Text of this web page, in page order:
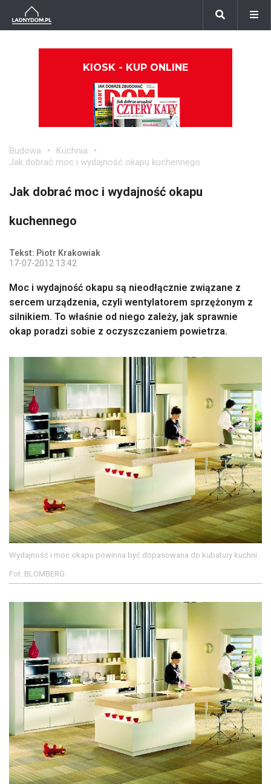
KIOSK - KUP ONLINE
Budowa
Kuchnia
Jak dobrać moc i wydajność okapu kuchennego
Jak dobrać moc i wydajność okapu
kuchennego
Tekst: Piotr Krakowiak
17-07-2012 13:42
Moc i wydajność okapu są nieodłącznie związane z
sercem urządzenia, czyli wentylatorem sprzężonym z
silnikiem. To właśnie od niego zależy, jak sprawnie
okap poradzi sobie z oczyszczaniem powietrza.
Wydajność i moc okapu powinna być dopasowana do kubatury kuchni
Fot. BLOMBERG